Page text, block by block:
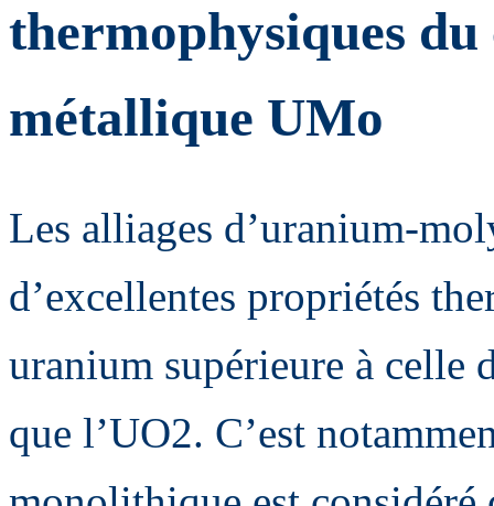
thermophysiques
métallique UMo
Les alliages d’uranium-
d’excellentes propriétés
uranium supérieure à celle
que l’UO2. C’est